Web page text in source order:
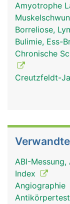
Amyotrophe
Borreliose,
Bulimie, Ess-
Chronische
Creutzfeldt-
ABI-
Index
Angiographie
Antikörpertest